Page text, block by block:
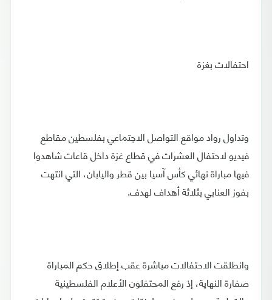
احتفالات بغزة
وتداول رواد مواقع التواصل الاجتماعي بفلسطين مقاطع
فيديو لاحتفال العشرات في قطاع غزة داخل قاعات شاهدوا
فيها مباراة نهائي كأس آسيا بين قطر واليابان، التي انتهت
بفوز العنابي بثلاثة أهداف لهدف.
وانطلقت الاحتفالات مباشرة عقب إطلاق حكم المباراة
صفارة النهاية، إذ رفع المحتفلون الأعلام الفلسطينية